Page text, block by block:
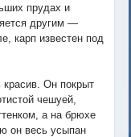
прудах и
другим —
карп известен под
красив. Он покрыт
чешуей,
а на брюхе
он весь усыпан